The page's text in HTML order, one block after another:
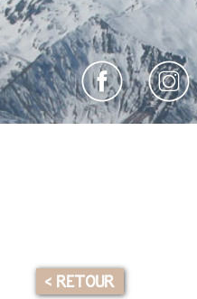
< RETOUR